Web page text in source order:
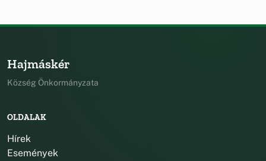
Hajmáskér
Község Önkormányzata
OLDALAK
Hírek
Események